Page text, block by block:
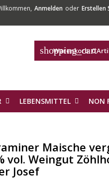
Anmelden oder Erstellen
shopping_cart
Warenkorb:0
LEBENSMITTEL NON
Maische
vol. Weingut
Josef